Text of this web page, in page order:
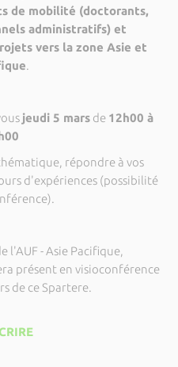
de mobilité (doctorants,
administratifs) et
vers la zone Asie et
.
jeudi 5 mars de 12h00 à
répondre à vos
d'expériences (possibilité
l'AUF - Asie Pacifique,
présent en visioconférence
de ce Spartere.